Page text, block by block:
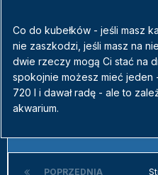
Co do kubełków - jeśli masz
nie zaszkodzi, jeśli masz na
dwie rzeczy mogą Ci stać na
spokojnie możesz mieć jeden
720 l i dawał radę - ale to
akwarium.
POPRZEDNIA